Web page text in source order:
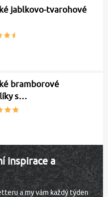
jablkovo-tvarohové
bramborové
s…
inspirace a
a my vám každý týden